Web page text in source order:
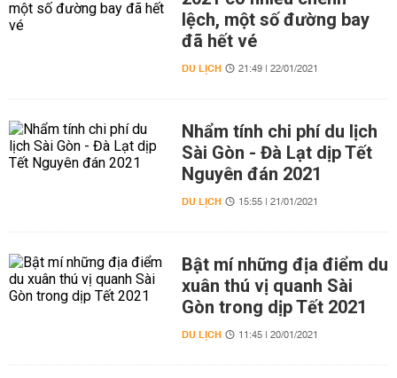
lệch, một số đường bay
đã hết vé
DU LỊCH 21:49 | 22/01/2021
Nhẩm tính chi phí du lịch
Sài Gòn - Đà Lạt dịp Tết
Nguyên đán 2021
DU LỊCH 15:55 | 21/01/2021
Bật mí những địa điểm du
xuân thú vị quanh Sài
Gòn trong dịp Tết 2021
DU LỊCH 11:45 | 20/01/2021